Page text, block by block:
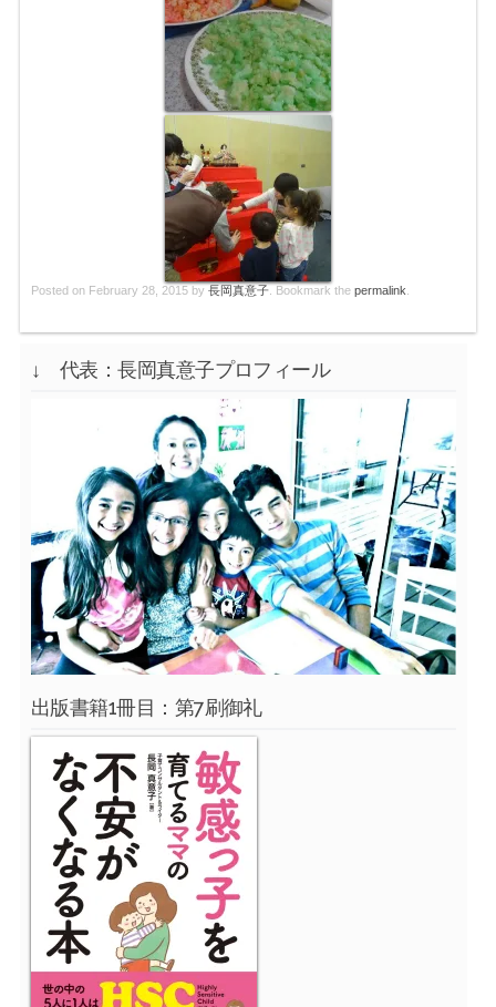
Posted on February 28, 2015 by 長岡真意子. Bookmark the permalink
↓ 代表：長岡真意子プロフィール
出版書籍1冊目：第7刷御礼